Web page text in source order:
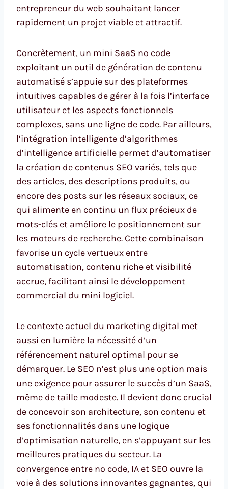
entrepreneur du web souhaitant lancer
rapidement un projet viable et attractif.
Concrètement, un mini SaaS no code
exploitant un outil de génération de contenu
automatisé s’appuie sur des plateformes
intuitives capables de gérer à la fois l’interface
utilisateur et les aspects fonctionnels
complexes, sans une ligne de code. Par ailleurs,
l’intégration intelligente d’algorithmes
d’intelligence artificielle permet d’automatiser
la création de contenus SEO variés, tels que
des articles, des descriptions produits, ou
encore des posts sur les réseaux sociaux, ce
qui alimente en continu un flux précieux de
mots-clés et améliore le positionnement sur
les moteurs de recherche. Cette combinaison
favorise un cycle vertueux entre
automatisation, contenu riche et visibilité
accrue, facilitant ainsi le développement
commercial du mini logiciel.
Le contexte actuel du marketing digital met
aussi en lumière la nécessité d’un
référencement naturel optimal pour se
démarquer. Le SEO n’est plus une option mais
une exigence pour assurer le succès d’un SaaS,
même de taille modeste. Il devient donc crucial
de concevoir son architecture, son contenu et
ses fonctionnalités dans une logique
d’optimisation naturelle, en s’appuyant sur les
meilleures pratiques du secteur. La
convergence entre no code, IA et SEO ouvre la
voie à des solutions innovantes gagnantes, qui